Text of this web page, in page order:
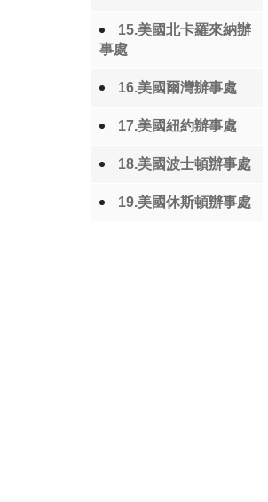
15.美國北卡羅來納辦
事處
16.美國爾灣辦事處
17.美國紐約辦事處
18.美國波士頓辦事處
19.美國休斯頓辦事處